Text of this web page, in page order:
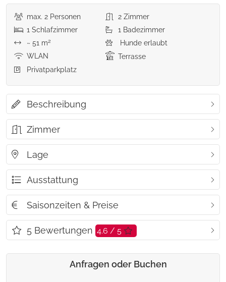
max. 2 Personen 2Zimmer
1 Schlafzimmer 1 Badezimmer
~ 51 m2
Hunde erlaubt
WLAN
Terrasse
Privatparkplatz
Beschreibung
Zimmer
Lage
Ausstattung
Saisonzeiten & Preise
5 Bewertungen 4.6 / 5
Anfragen oder Buchen